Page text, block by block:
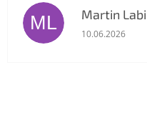
ML Martin
Hodnocení
10.06.2026